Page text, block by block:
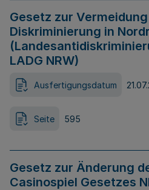
Gesetz zur
Diskriminierung in
LADG NRW)
Ausfertigungsdatum
Seite 595
Gesetz zur Änderung
Casinospiel Gesetzes